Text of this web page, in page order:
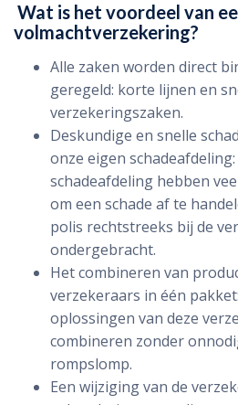
Wat is het voordeel van
volmachtverzekering?
Alle zaken worden direct
geregeld: korte lijnen en
verzekeringszaken.
Deskundige en snelle
onze eigen
schadeafdeling hebben
om een schade af te
polis rechtstreeks bij de
ondergebracht.
Het combineren van
verzekeraars in één
oplossingen van deze
combineren zonder
rompslomp.
Een wijziging van de